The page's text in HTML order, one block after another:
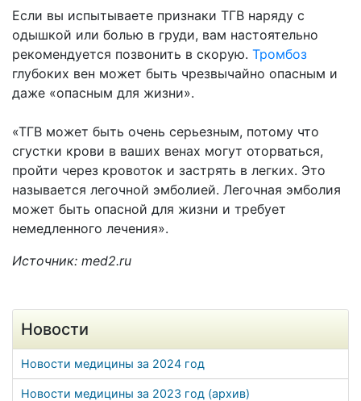
Если вы испытываете признаки ТГВ наряду с
одышкой или болью в груди, вам настоятельно
рекомендуется позвонить в скорую. Тромбоз
глубоких вен может быть чрезвычайно опасным и
даже «опасным для жизни».
«ТГВ может быть очень серьезным, потому что
сгустки крови в ваших венах могут оторваться,
пройти через кровоток и застрять в легких. Это
называется легочной эмболией. Легочная эмболия
может быть опасной для жизни и требует
немедленного лечения».
Источник: med2.ru
Новости
Новости медицины за 2024 год
Новости медицины за 2023 год (архив)